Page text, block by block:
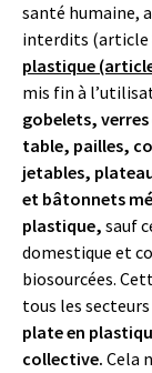
santé humaine,
interdits (article
plastique
mis fin à
gobelets,
table, pailles,
jetables,
et bâtonnets
plastique, sauf
domestique et
biosourcées.
tous les
plate en
collective. Cela